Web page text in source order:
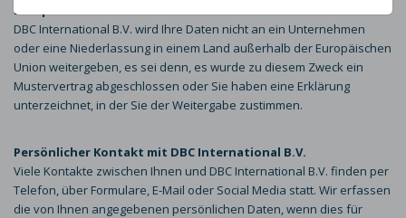
Europäischen Union
DBC International B.V. wird Ihre Daten nicht an ein Unternehmen
oder eine Niederlassung in einem Land außerhalb der Europäischen
Union weitergeben, es sei denn, es wurde zu diesem Zweck ein
Mustervertrag abgeschlossen oder Sie haben eine Erklärung
unterzeichnet, in der Sie der Weitergabe zustimmen.
Persönlicher Kontakt mit DBC International B.V.
Viele Kontakte zwischen Ihnen und DBC International B.V. finden per
Telefon, über Formulare, E-Mail oder Social Media statt. Wir erfassen
die von Ihnen angegebenen persönlichen Daten, wenn dies für